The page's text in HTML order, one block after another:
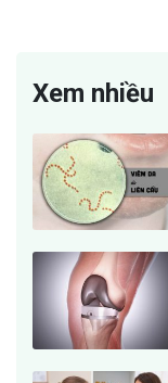
Xem nhiều